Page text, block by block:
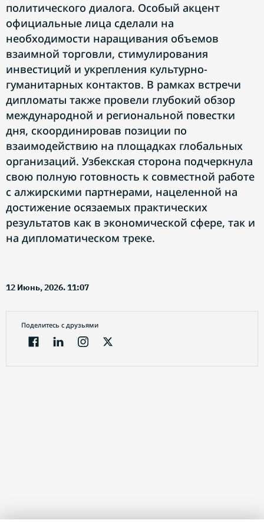
политического диалога. Особый акцент
официальные лица сделали на
необходимости наращивания объемов
взаимной торговли, стимулирования
инвестиций и укрепления культурно-
гуманитарных контактов. В рамках встречи
дипломаты также провели глубокий обзор
международной и региональной повестки
дня, скоординировав позиции по
взаимодействию на площадках глобальных
организаций. Узбекская сторона подчеркнула
свою полную готовность к совместной работе
с алжирскими партнерами, нацеленной на
достижение осязаемых практических
результатов как в экономической сфере, так и
на дипломатическом треке.
12 Июнь, 2026. 11:07
Поделитесь с друзьями